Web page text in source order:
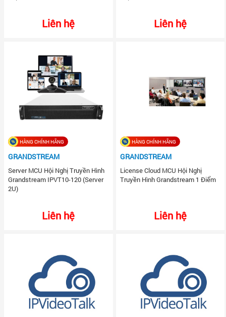
Liên hệ Liên hệ
HÀNG CHÍNH HÃNG
GRANDSTREAM
Server MCU Hội Nghị Truyền Hình
Grandstream IPVT10-120 (Server
2U)
Liên hệ
HÀNG CHÍNH HÃNG
GRANDSTREAM
License Cloud MCU Hội Nghị
Truyền Hình Grandstream 1 Điểm
Liên hệ